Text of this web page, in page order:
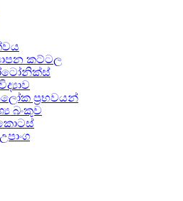
කට්ටල
ප්‍රභවයන්
බංකුව
කොටස්